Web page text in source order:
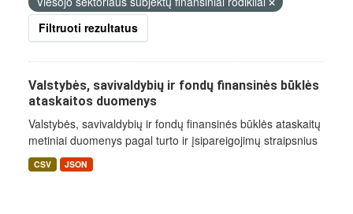
Filtruoti rezultatus
Valstybės, savivaldybių ir fondų finansinės būklės
ataskaitos duomenys
Valstybės, savivaldybių ir fondų finansinės būklės ataskaitų
metiniai duomenys pagal turto ir įsipareigojimų straipsnius
CSV JSON